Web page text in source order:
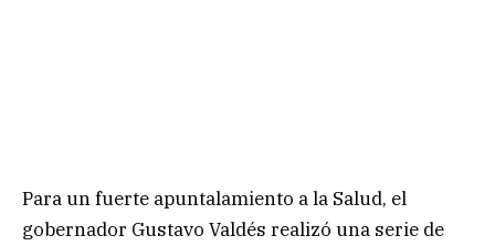
Para un fuerte apuntalamiento a la Salud, el
gobernador Gustavo Valdés realizó una serie de